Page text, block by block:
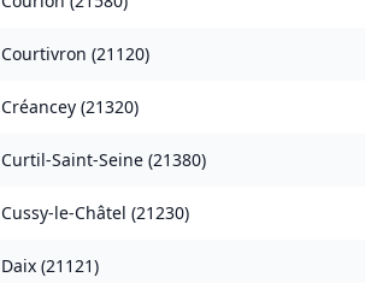
Courtivron (21120)
Créancey (21320)
Curtil-Saint-Seine (21380)
Cussy-le-Châtel (21230)
Daix (21121)